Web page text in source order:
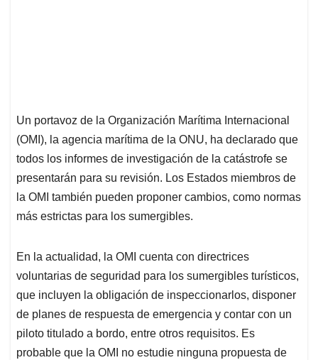
Un portavoz de la Organización Marítima Internacional
(OMI), la agencia marítima de la ONU, ha declarado que
todos los informes de investigación de la catástrofe se
presentarán para su revisión. Los Estados miembros de
la OMI también pueden proponer cambios, como normas
más estrictas para los sumergibles.
En la actualidad, la OMI cuenta con directrices
voluntarias de seguridad para los sumergibles turísticos,
que incluyen la obligación de inspeccionarlos, disponer
de planes de respuesta de emergencia y contar con un
piloto titulado a bordo, entre otros requisitos. Es
probable que la OMI no estudie ninguna propuesta de